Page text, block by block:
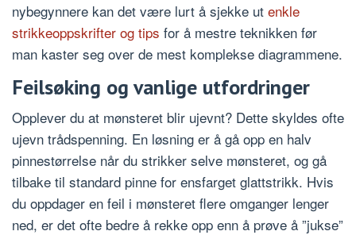
nybegynnere kan det være lurt å sjekke ut enkle
strikkeoppskrifter og tips for å mestre teknikken før
man kaster seg over de mest komplekse diagrammene.
Feilsøking og vanlige utfordringer
Opplever du at mønsteret blir ujevnt? Dette skyldes ofte
ujevn trådspenning. En løsning er å gå opp en halv
pinnestørrelse når du strikker selve mønsteret, og gå
tilbake til standard pinne for ensfarget glattstrikk. Hvis
du oppdager en feil i mønsteret flere omganger lenger
ned, er det ofte bedre å rekke opp enn å prøve å ”jukse”